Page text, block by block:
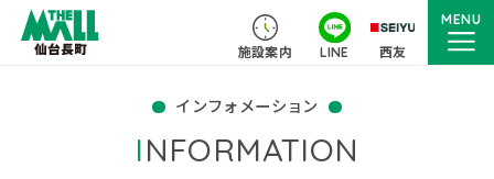
施設案内 LINE 西友
MENU
インフォメーション
INFORMATION